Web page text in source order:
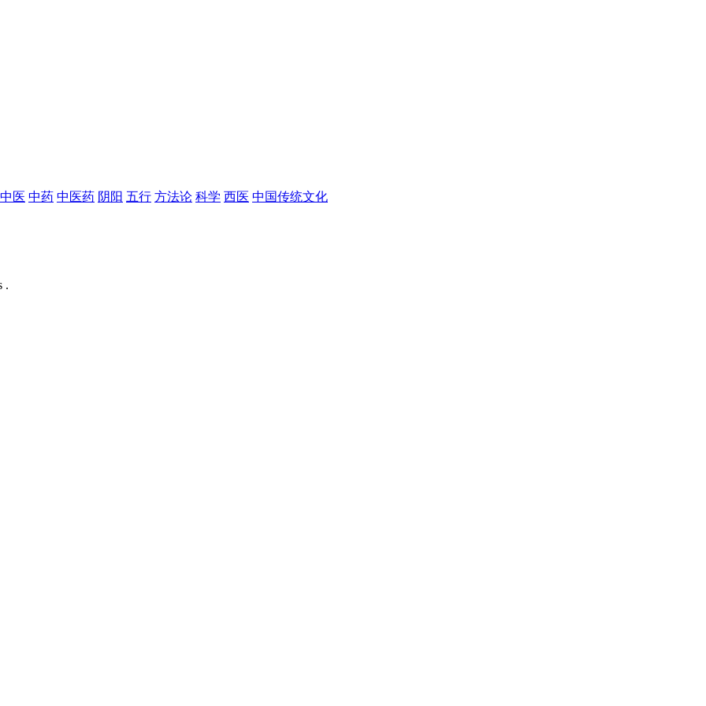
中医 中药 中医药 阴阳 五行 方法论 科学 西医 中国传统文化
.